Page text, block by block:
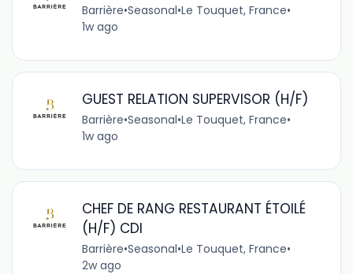
Barrière•Seasonal•Le Touquet, France•
1w ago
GUEST RELATION SUPERVISOR (H/F)
Barrière•Seasonal•Le Touquet, France•
1w ago
CHEF DE RANG RESTAURANT ÉTOILÉ
(H/F) CDI
Barrière•Seasonal•Le Touquet, France•
2w ago